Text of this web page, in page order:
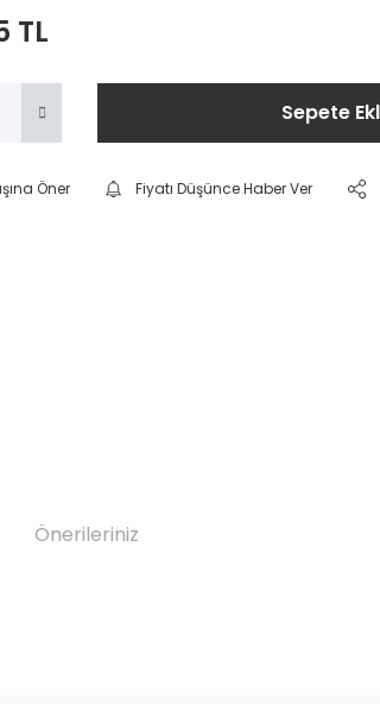
TL
Sepete
Öner Fiyatı Düşünce Haber Ver
Önerileriniz